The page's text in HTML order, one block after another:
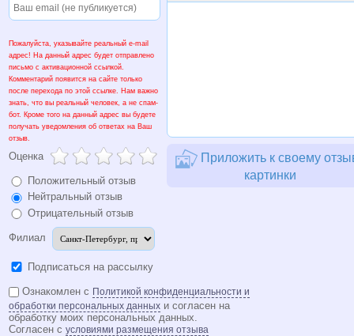
Пожалуйста, указывайте реальный e-mail
адрес! На данный адрес будет отправлено
письмо с активационной ссылкой.
Комментарий появится на сайте только
после перехода по этой ссылке. Нам важно
знать, что вы реальный человек, а не спам-
бот. Кроме того на данный адрес вы будете
получать уведомления об ответах на Ваш
отзыв.
Оценка
Положительный отзыв
Нейтральный отзыв
Отрицательный отзыв
Филиал
Подписаться на рассылку
Приложить к своему
картинки
Ознакомлен с Политикой конфиденциальности и
обработки персональных данных и согласен на
обработку моих персональных данных.
Согласен с условиями размещения отзыва